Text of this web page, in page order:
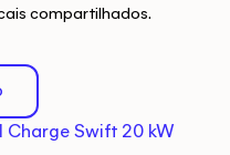
compartilhados.